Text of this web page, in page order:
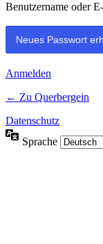
Benutzername oder
Anmelden
← Zu Querbergein
Datenschutz
Sprache